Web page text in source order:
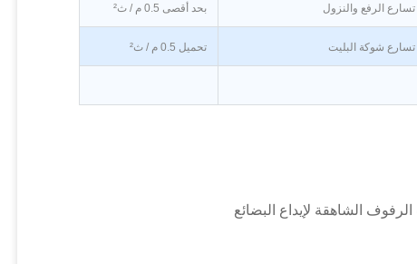
تسارع الرفع والنزول بحد أقصى 0.5 م / ث²
تسارع شوكة البليت تحميل 0.5 م / ث²
الشاهقة لإيداع البضائع